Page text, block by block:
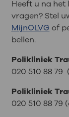
Heeft u na het
vragen? Stel
MijnOLVG of
bellen.
Polikliniek
020 510 88 79
Polikliniek
020 510 88 79